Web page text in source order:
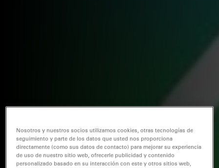
Nosotros y nuestros socios utilizamos cookies, otras tecnologías de
seguimiento y parte de los datos que usted nos proporciona
directamente (como sus datos de contacto) para mejorar su experiencia
de uso de nuestro sitio web, ofrecerle publicidad y contenido
personalizado basado en su interacción con este y otros sitios web,